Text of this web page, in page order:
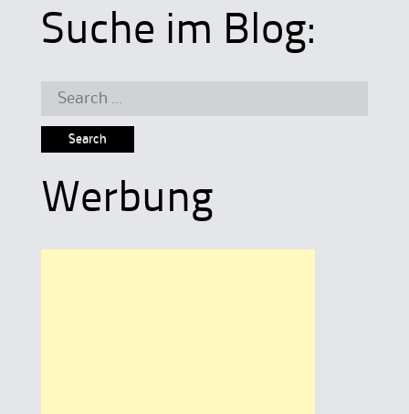
Suche im Blog:
Search
Werbung